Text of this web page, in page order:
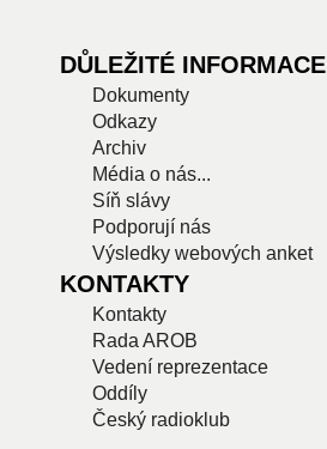
DŮLEŽITÉ INFORMACE
Dokumenty
Odkazy
Archiv
Média o nás...
Síň slávy
Podporují nás
Výsledky webových anket
KONTAKTY
Kontakty
Rada AROB
Vedení reprezentace
Oddíly
Český radioklub